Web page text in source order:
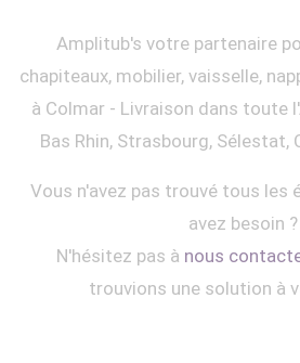
Amplitub's votre partenaire
chapiteaux, mobilier, vaisselle,
à Colmar - Livraison dans toute
Bas Rhin, Strasbourg, Sélestat,
Vous n'avez pas trouvé tous les
avez besoin ?
N'hésitez pas à nous
trouvions une solution à